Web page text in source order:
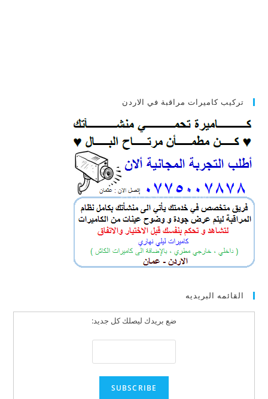
تركيب كاميرات مراقبة في الاردن
القائمه البريديه
ضع بريدك ليصلك كل جديد: